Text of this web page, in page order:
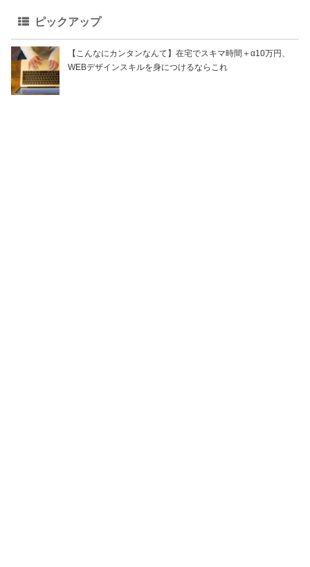
ピックアップ
【こんなにカンタンなんて】在宅でスキマ時間＋α10万円、
WEBデザインスキルを身につけるならこれ